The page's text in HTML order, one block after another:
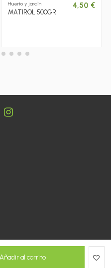
Añadir al carrito
Huerto y jardín
MATIROL 500GR
4,50 €